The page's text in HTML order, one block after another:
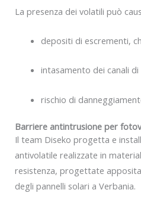
La presenza dei volatili può
depositi di escrementi,
intasamento dei canali di
rischio di
Barriere antintrusione per
Il team Diseko progetta e
antivolatile realizzate in
resistenza, progettate
degli pannelli solari a Verbania.